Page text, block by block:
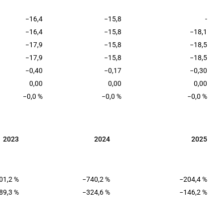
−16,4 −15,8
-
−16,4 −15,8
−18,1
−17,9 −15,8
−18,5
−17,9 −15,8
−18,5
−0,40 −0,17
−0,30
0,00 0,00
0,00
−0,0 % −0,0 % −0,0 %
2023 2024 2025
2023 2024
2025
% −740,2 %
−204,4 %
% −324,6 % −146,2 %